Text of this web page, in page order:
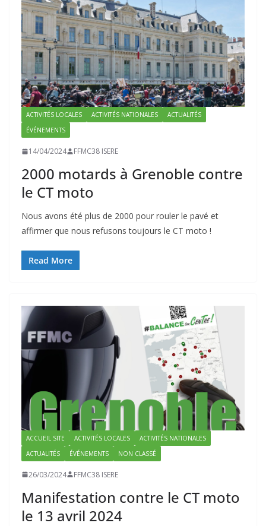
ACTIVITÉS LOCALES ACTIVITÉS NATIONALES
ACTUALITÉS
ÉVÉNEMENTS
14/04/2024 FFMC38 ISERE
2000 motards à Grenoble contre
le CT moto
Nous avons été plus de 2000 pour rouler le pavé et
affirmer que nous refusons toujours le CT moto !
Read More
ACCUEIL SITE ACTIVITÉS LOCALES
ACTIVITÉS NATIONALES
ACTUALITÉS
ÉVÉNEMENTS NON CLASSÉ
26/03/2024 FFMC38 ISERE
Manifestation contre le CT moto
le 13 avril 2024